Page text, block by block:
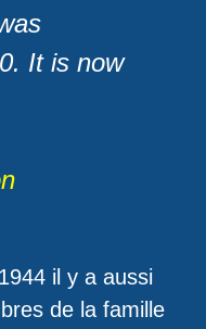
It is now
il y a aussi
de la famille